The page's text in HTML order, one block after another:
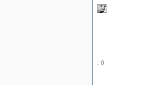
: 0